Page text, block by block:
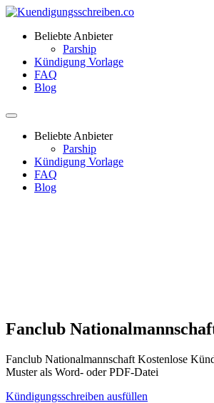
Beliebte Anbieter
Parship
Kündigung Vorlage
FAQ
Blog
Beliebte Anbieter
Parship
Kündigung Vorlage
FAQ
Blog
Fanclub
Fanclub Nationalmannschaft Kostenlose
Muster als Word- oder PDF-Datei
Kündigungsschreiben ausfüllen